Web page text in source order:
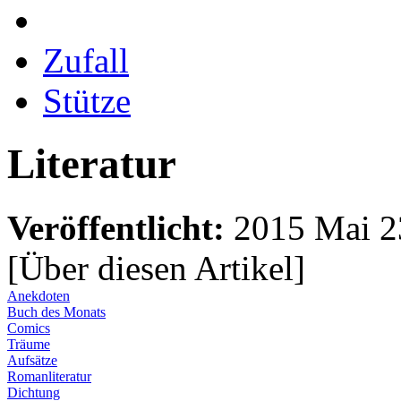
Zufall
Stütze
Literatur
Veröffentlicht: 2015 Mai
[Über diesen Artikel]
Anekdoten
Buch des Monats
Comics
Träume
Aufsätze
Romanliteratur
Dichtung